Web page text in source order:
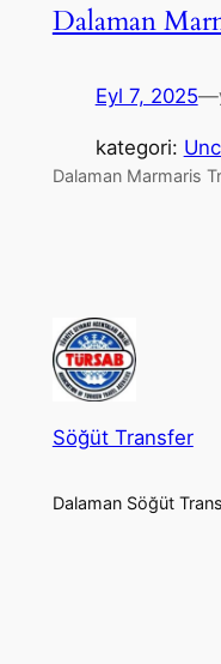
Dalaman
Eyl 7, 2025—
kategori:
Dalaman Marmaris
Söğüt Transfer
Dalaman Söğüt